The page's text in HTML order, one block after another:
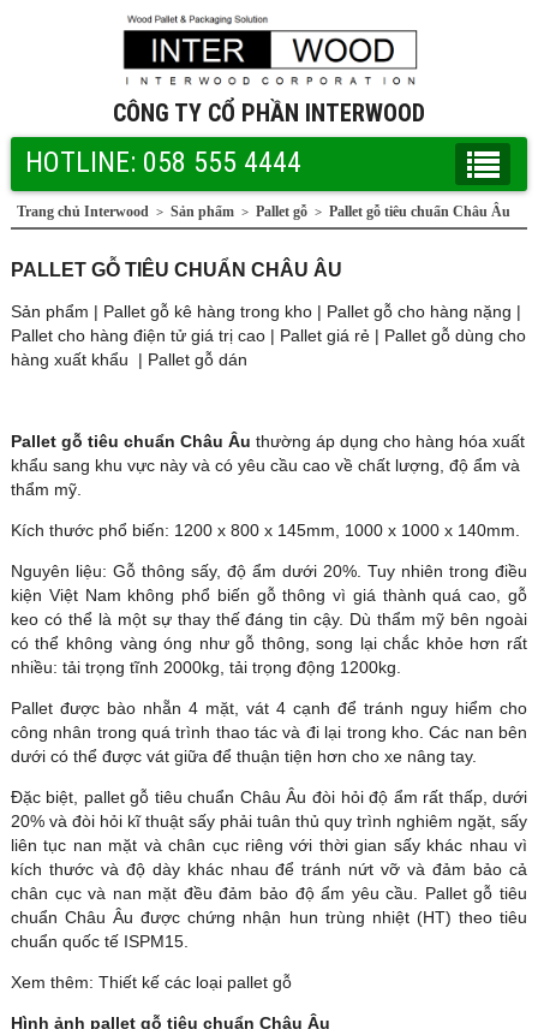
CÔNG TY CỔ PHẦN INTERWOOD
HOTLINE: 058 555 4444
Trang chủ Interwood > Sản phẩm> Pallet gỗ> Pallet gỗ tiêu chuẩn Châu Âu
PALLET GỖ TIÊU CHUẨN CHÂU ÂU
Sản phẩm | Pallet gỗ kê hàng trong kho| Pallet gỗ cho hàng nặng |
Pallet cho hàng điện tử giá trị cao| Pallet giá rẻ| Pallet gỗ dùng cho
hàng xuất khẩu | Pallet gỗ dán
Pallet gỗ tiêu chuẩn Châu Âu thường áp dụng cho hàng hóa xuất
khẩu sang khu vực này và có yêu cầu cao về chất lượng, độ ẩm và
thẩm mỹ.
Kích thước phổ biến: 1200 x 800 x 145mm, 1000 x 1000 x 140mm.
Nguyên liệu: Gỗ thông sấy, độ ẩm dưới 20%. Tuy nhiên trong điều
kiện Việt Nam không phổ biến gỗ thông vì giá thành quá cao, gỗ
keo có thể là một sự thay thế đáng tin cậy. Dù thẩm mỹ bên ngoài
có thể không vàng óng như gỗ thông, song lại chắc khỏe hơn rất
nhiều: tải trọng tĩnh 2000kg, tải trọng động 1200kg.
Pallet được bào nhẵn 4 mặt, vát 4 cạnh để tránh nguy hiểm cho
công nhân trong quá trình thao tác và đi lại trong kho. Các nan bên
dưới có thể được vát giữa để thuận tiện hơn cho xe nâng tay.
Đặc biệt, pallet gỗ tiêu chuẩn Châu Âu đòi hỏi độ ẩm rất thấp, dưới
20% và đòi hỏi kĩ thuật sấy phải tuân thủ quy trình nghiêm ngặt, sấy
liên tục nan mặt và chân cục riêng với thời gian sấy khác nhau vì
kích thước và độ dày khác nhau để tránh nứt vỡ và đảm bảo cả
chân cục và nan mặt đều đảm bảo độ ẩm yêu cầu. Pallet gỗ tiêu
chuẩn Châu Âu được chứng nhận hun trùng nhiệt (HT) theo tiêu
chuẩn quốc tế ISPM15.
Xem thêm: Thiết kế các loại pallet gỗ
Hình ảnh pallet gỗ tiêu chuẩn Châu Âu